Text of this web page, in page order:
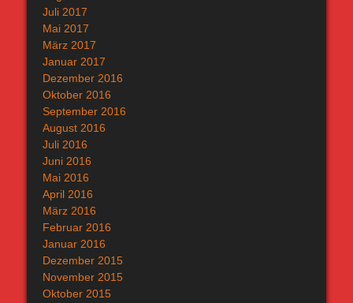
Juli 2017
Mai 2017
März 2017
Januar 2017
Dezember 2016
Oktober 2016
September 2016
August 2016
Juli 2016
Juni 2016
Mai 2016
April 2016
März 2016
Februar 2016
Januar 2016
Dezember 2015
November 2015
Oktober 2015